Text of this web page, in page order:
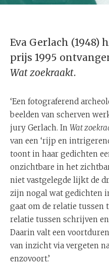
Eva Gerlach (1948)
prijs 1995
Wat zoekraakt.
‘Een fotograferend
beelden van scherven
jury Gerlach. In Wat
van een ‘rijp en
toont in haar gedichten
onzichtbare in het
niet vastgelegde lijkt de
zijn nogal wat gedichten
gaat om de relatie tussen
relatie tussen schrijven
Daarin valt een
van inzicht via vergeten
enzovoort.’